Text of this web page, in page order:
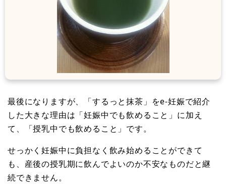
最後になりますが、「するっと抹茶」をe-妊娠で紹介
した大きな理由は「妊娠中でも飲めること」に加え
て、「授乳中でも飲めること」です。
せっかく妊娠中に負担なく飲み始めることができて
も、産後の授乳期に飲んでよいのか不安なものだと継
続できません。